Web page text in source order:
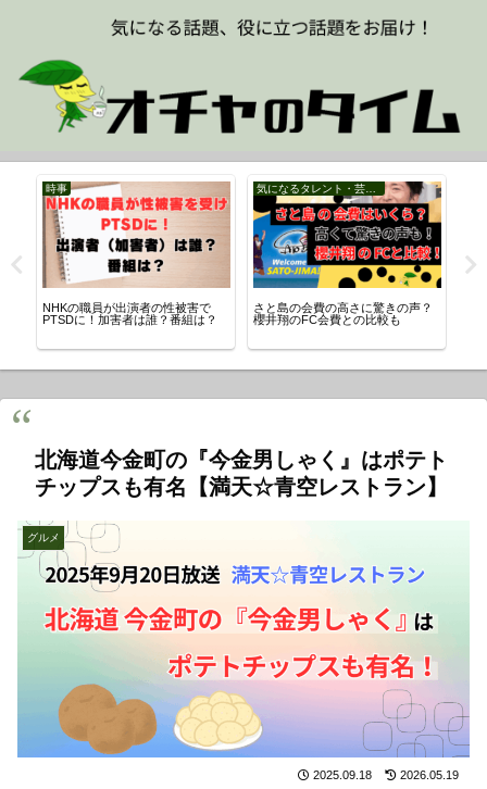
時事
NHKの職員が出演者の性被害で
PTSDに！加害者は誰？番組は？
気になるタレント・芸能人
さと島の会費の高さに驚きの声？
櫻井翔のFC会費との比較も
北海道今金町の『今金男しゃく』はポテト
チップスも有名【満天☆青空レストラン】
グルメ
2025.09.18 2026.05.19